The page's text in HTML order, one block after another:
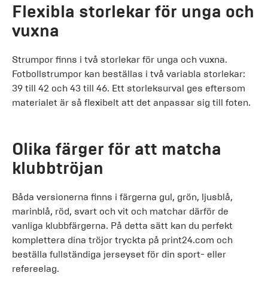
Flexibla storlekar för unga och
vuxna
Strumpor finns i två storlekar för unga och vuxna.
Fotbollstrumpor kan beställas i två variabla storlekar:
39 till 42 och 43 till 46. Ett storleksurval ges eftersom
materialet är så flexibelt att det anpassar sig till foten.
Olika färger för att matcha
klubbtröjan
Båda versionerna finns i färgerna gul, grön, ljusblå,
marinblå, röd, svart och vit och matchar därför de
vanliga klubbfärgerna. På detta sätt kan du perfekt
komplettera dina tröjor tryckta på print24.com och
beställa fullständiga jerseyset för din sport- eller
refereelag.